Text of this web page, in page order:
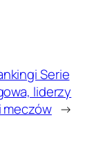
Serie
liderzy
→